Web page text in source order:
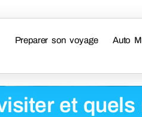
Preparer son voyage Auto
et